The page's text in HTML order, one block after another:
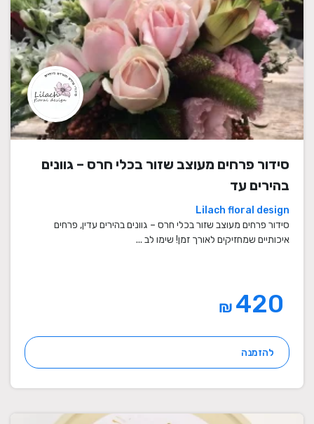
סידור פרחים מעוצב שזור בכלי חרס – גוונים
בהירים עד
Lilach floral design
סידור פרחים מעוצב שזור בכלי חרס – גוונים בהירים עדין, פרחים
איכותיים שמחזיקים לאורך זמן! שימו לב ...
₪
להזמנה